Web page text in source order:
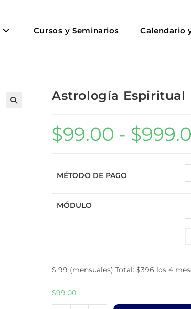
Cursos y Seminarios Calendario
Astrología Espiritual
$99.00 - $
MÉTODO DE PAGO
MÓDULO
$ 99 (mensuales) Total: $396 los 4
$99.00